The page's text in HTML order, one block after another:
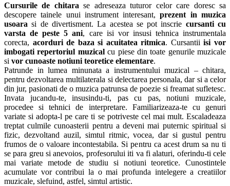
Cursurile de chitara se adreseaza tuturor celor care doresc sa
descopere tainele unui instrument interesant,prezent in muzica
usoara si de divertisment. La acestea se pot inscrie cursanti cu
varsta de peste 5 ani, care isi vor insusi tehnica instrumentala
corecta, acorduri de baza si acuitatea ritmica. Cursantii isi vor
imbogati repertoriul muzicalcu piese din toate genurile muzicale
si vor cunoaste notiuni teoretice elementare.
Patrunde in lumea minunata a instrumentului muzical – chitara,
pentru dezvoltarea multilaterala si delectarea personala, dar si a celor
din jur, pasionati de o muzica patrunsa de poezie si freamat sufletesc.
Invata jucandu-te, insusindu-ti, pas cu pas, notiuni muzicale,
procedee si tehnici de interpretare. Familiarizeaza-te cu genuri
variate si adopta-l pe care ti se potriveste cel mai mult. Escaladeaza
treptat culmile cunoasterii pentru a deveni mai puternic spiritual si
fizic, dezvoltand auzil, simtul ritmic, vocea, dar si gustul pentru
frumos de o valoare incontestabila. Si pentru ca acest drum sa nu ti
se para greu si anevoios, profesorului iti va fi alaturi, oferindu-ti cele
mai variate metode de studiu si notiuni teoretice. Cunostintele
acumulate vor contribui la o mai profunda intelegere a creatiilor
muzicale, slefuind, astfel, simtul artistic.